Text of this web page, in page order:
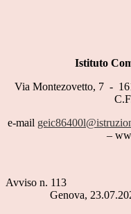
Istituto
Via Montezovetto, 7 -
e-mail
–
Avviso n. 113